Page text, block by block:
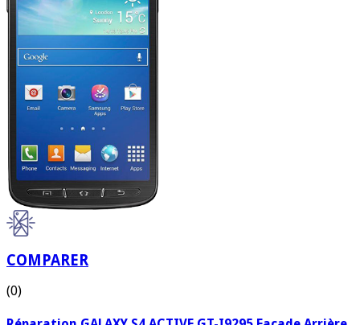
COMPARER
(0)